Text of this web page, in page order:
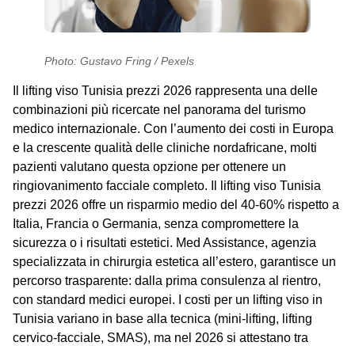
Photo: Gustavo Fring / Pexels
lifting viso Tunisia prezzi 2026 rappresenta una delle
combinazioni più ricercate nel panorama del turismo
medico internazionale. Con l’aumento dei costi in Europa
e la crescente qualità delle cliniche nordafricane, molti
pazienti valutano questa opzione per ottenere un
ringiovanimento facciale completo. Il
lifting viso Tunisia
prezzi 2026 offre un risparmio medio del 40-60% rispetto a
Italia, Francia o Germania, senza compromettere la
sicurezza o i risultati estetici. Med Assistance, agenzia
specializzata in chirurgia estetica all’estero, garantisce un
percorso trasparente: dalla prima consulenza al rientro,
con standard medici europei. I costi per un lifting viso in
Tunisia variano in base alla tecnica (mini-lifting, lifting
cervico-facciale, SMAS), ma nel 2026 si attestano tra